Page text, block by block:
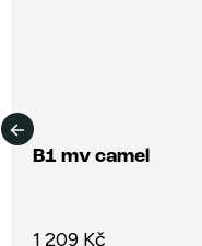
B1 mv camel
1 209 Kč